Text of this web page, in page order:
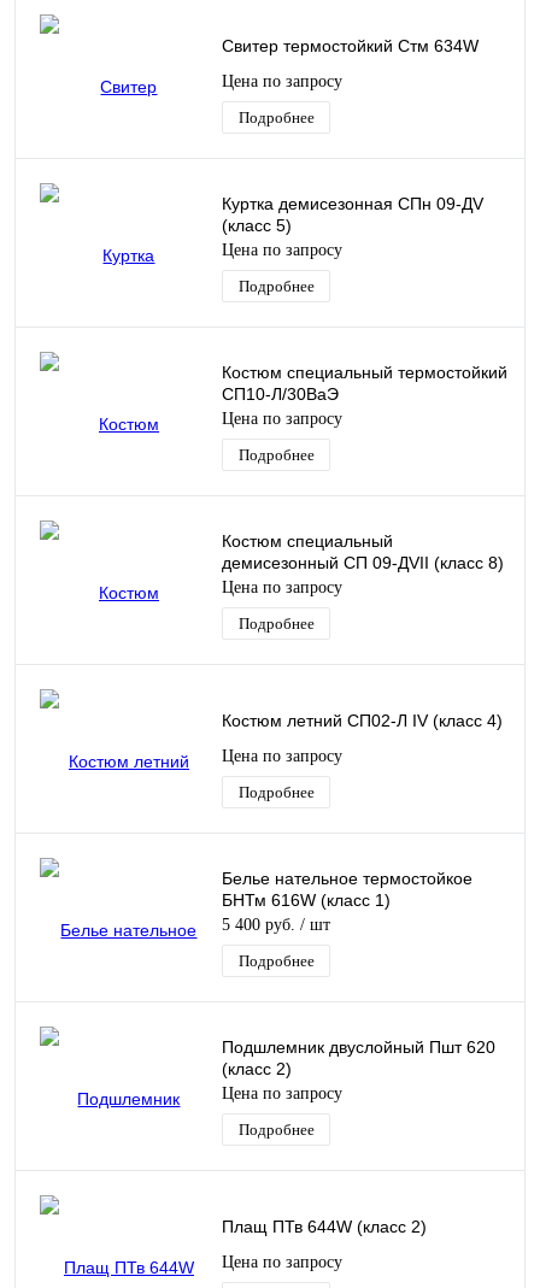
Свитер термостойкий Стм 634W
Цена по запросу
Подробнее
Куртка демисезонная СПн 09-ДV
(класс 5)
Цена по запросу
Подробнее
Костюм специальный термостойкий
СП10-Л/30ВаЭ
Цена по запросу
Подробнее
Костюм специальный
демисезонный СП 09-ДVII (класс 8)
Цена по запросу
Подробнее
Костюм летний СП02-Л IV (класс 4)
Цена по запросу
Подробнее
Белье нательное термостойкое
БНТм 616W (класс 1)
5 400 руб. / шт
Подробнее
Подшлемник двуслойный Пшт 620
(класс 2)
Цена по запросу
Подробнее
Плащ ПТв 644W (класс 2)
Цена по запросу